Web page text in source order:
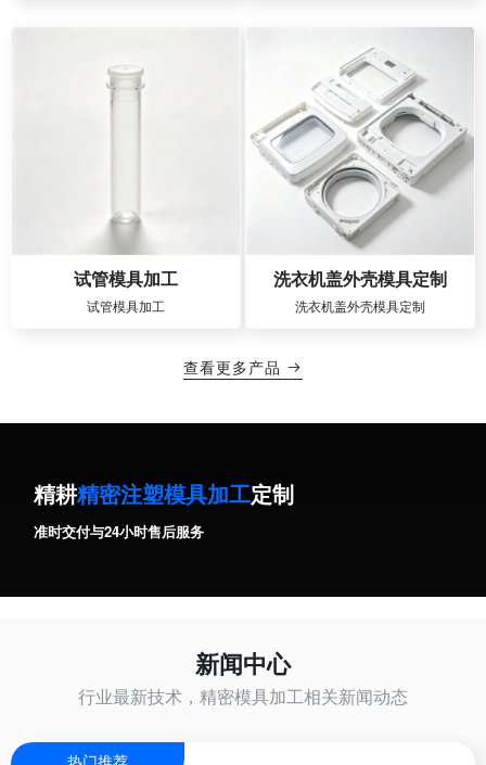
试管模具加工
试管模具加工
洗衣机盖外壳模具定制
洗衣机盖外壳模具定制
查看更多产品 
精耕精密注塑模具加工定制
准时交付与24小时售后服务
新闻中心
行业最新技术，精密模具加工相关新闻动态
热门推荐